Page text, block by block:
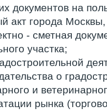
документов на
акт города
- сметная
участка;
о
и
рынка